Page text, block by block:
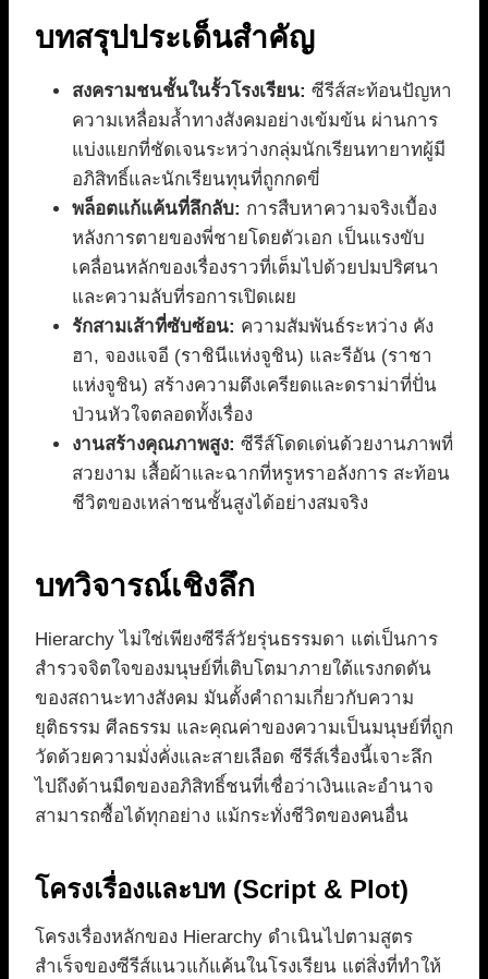
บทสรุปประเด็นสำคัญ
สงครามชนชั้นในรั้วโรงเรียน: ซีรีส์สะท้อนปัญหา
ความเหลื่อมล้ำทางสังคมอย่างเข้มข้น ผ่านการ
แบ่งแยกที่ชัดเจนระหว่างกลุ่มนักเรียนทายาทผู้มี
อภิสิทธิ์และนักเรียนทุนที่ถูกกดขี่
พล็อตแก้แค้นที่ลึกลับ: การสืบหาความจริงเบื้อง
หลังการตายของพี่ชายโดยตัวเอก เป็นแรงขับ
เคลื่อนหลักของเรื่องราวที่เต็มไปด้วยปมปริศนา
และความลับที่รอการเปิดเผย
รักสามเส้าที่ซับซ้อน: ความสัมพันธ์ระหว่าง คัง
ฮา, จองแจอี (ราชินีแห่งจูชิน) และรีอัน (ราชา
แห่งจูชิน) สร้างความตึงเครียดและดราม่าที่ปั่น
ป่วนหัวใจตลอดทั้งเรื่อง
งานสร้างคุณภาพสูง: ซีรีส์โดดเด่นด้วยงานภาพที่
สวยงาม เสื้อผ้าและฉากที่หรูหราอลังการ สะท้อน
ชีวิตของเหล่าชนชั้นสูงได้อย่างสมจริง
บทวิจารณ์เชิงลึก
Hierarchy ไม่ใช่เพียงซีรีส์วัยรุ่นธรรมดา แต่เป็นการ
สำรวจจิตใจของมนุษย์ที่เติบโตมาภายใต้แรงกดดัน
ของสถานะทางสังคม มันตั้งคำถามเกี่ยวกับความ
ยุติธรรม ศีลธรรม และคุณค่าของความเป็นมนุษย์ที่ถูก
วัดด้วยความมั่งคั่งและสายเลือด ซีรีส์เรื่องนี้เจาะลึก
ไปถึงด้านมืดของอภิสิทธิ์ชนที่เชื่อว่าเงินและอำนาจ
สามารถซื้อได้ทุกอย่าง แม้กระทั่งชีวิตของคนอื่น
โครงเรื่องและบท (Script & Plot)
โครงเรื่องหลักของ Hierarchy ดำเนินไปตามสูตร
สำเร็จของซีรีส์แนวแก้แค้นในโรงเรียน แต่สิ่งที่ทำให้